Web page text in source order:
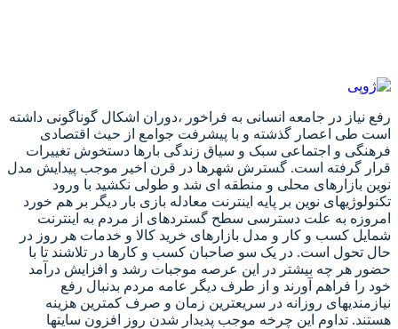
رفع نیاز در جامعه انسانی به فراخور ،دوران اشکال گوناگونی داشته
است طی اعصار گذشته و با پیشرفت جوامع از حیث اقتصادی
فرهنگی و اجتماعی سبک و سیاق زندگی بارها دستخوش تغییرات
قرار گرفته است. گسترش شهرها در قرن اخیر موجب پیدایش مدل
نوین بازارهای محلی و منطقه ای شد و طولی نکشید با ورود
تکنولوژیهای نوین بر پایه اینترنت معادله بازی بار دیگر بر هم خورد
امروزه به علت دسترسی سطح گستردهای از مردم به اینترنت
شمایل کسب و کار و مدل بازارهای خرید کالا و خدمات هر روز در
حال تحول است. در یک سو صاحبان کسب و کارها در تلاشند تا با
حضور هر چه بیشتر در این عرصه موجبات رشد و افزایش درآمد
خود را فراهم آورند و از طرف دیگر عامه مردم بدنبال رفع
نیازمندیهای روزانه در سریعترین زمان و صرف کمترین هزینه
هستند. تداوم این چرخه موجب پدیدار شدن روز افزون سایتها